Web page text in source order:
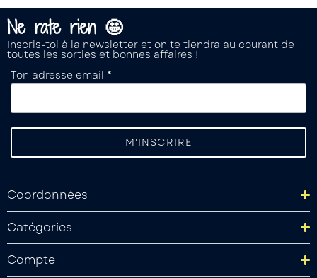
Ne rate rien 🤩
Inscris-toi à la newsletter et on te tiendra au courant de
toutes les sorties et bonnes affaires !
Ton adresse email *
Coordonnées
Catégories
Compte